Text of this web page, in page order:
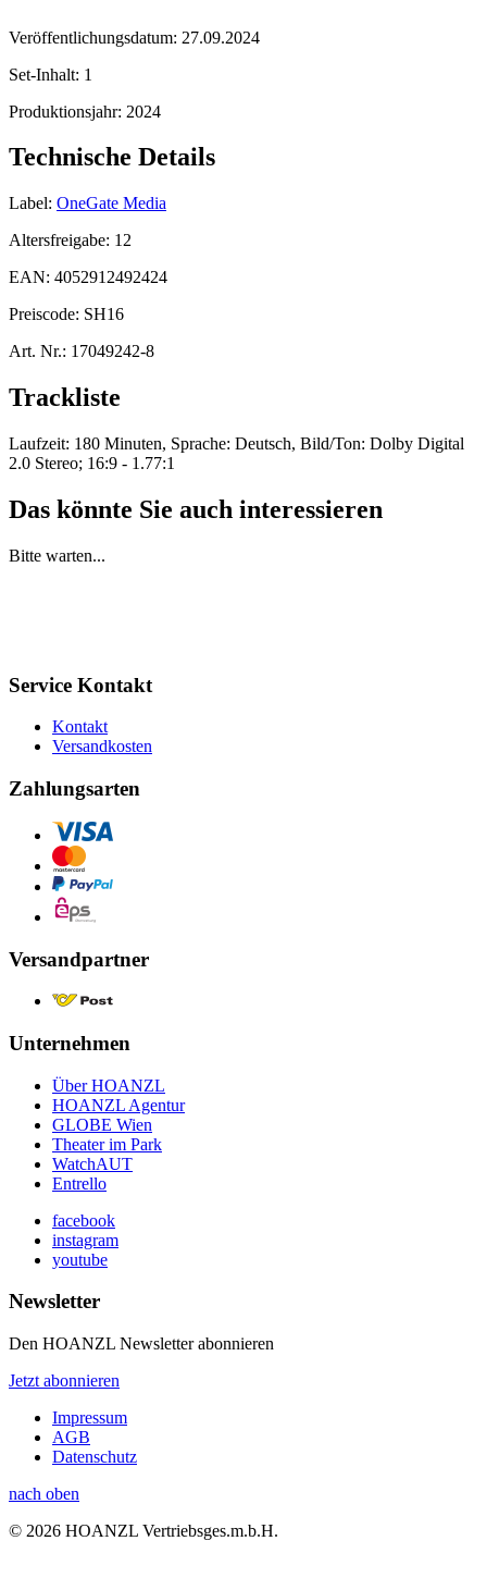
Veröffentlichungsdatum: 27.09.2024
Set-Inhalt: 1
Produktionsjahr: 2024
Technische Details
Label: OneGate Media
Altersfreigabe: 12
EAN: 4052912492424
Preiscode: SH16
Art. Nr.: 17049242-8
Trackliste
Laufzeit: 180 Minuten, Sprache: Deutsch, Bild/Ton: Dolby Digital
2.0 Stereo; 16:9 - 1.77:1
Das könnte Sie auch interessieren
Bitte warten...
Service Kontakt
Kontakt
Versandkosten
Zahlungsarten
Versandpartner
Unternehmen
Über HOANZL
HOANZL Agentur
GLOBE Wien
Theater im Park
WatchAUT
Entrello
facebook
instagram
youtube
Newsletter
Den HOANZL Newsletter abonnieren
Jetzt abonnieren
Impressum
AGB
Datenschutz
nach oben
© 2026 HOANZL Vertriebsges.m.b.H.